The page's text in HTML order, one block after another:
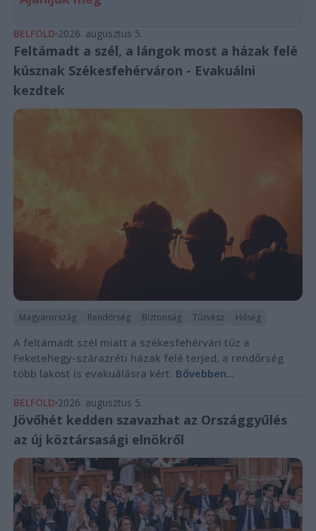
BELFÖLD 2026. augusztus 5.
Feltámadt a szél, a lángok most a házak felé
kúsznak Székesfehérváron - Evakuálni
kezdtek
Magyarország Rendőrség Biztonság Tűzvész Hőség
A feltámadt szél miatt a székesfehérvári tűz a
Feketehegy-szárazréti házak felé terjed, a rendőrség
több lakost is evakuálásra kért. Bővebben...
BELFÖLD 2026. augusztus 5.
Jövőhét kedden szavazhat az Országgyűlés
az új köztársasági elnökről